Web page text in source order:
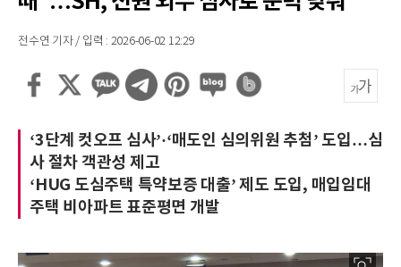
전수연 기자 / 입력 : 2026-06-02 12:29
‘3단계 컷오프 심사’·‘매도인 심의위원 추첨’ 도입…심
사 절차 객관성 제고
‘HUG 도심주택 특약보증 대출’ 제도 도입, 매입임대
주택 비아파트 표준평면 개발